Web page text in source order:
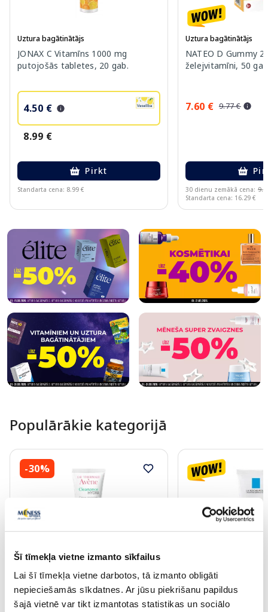
Šī tīmekļa vietne izmanto sīkfailus
Lai šī tīmekļa vietne darbotos, tā izmanto obligāti
nepieciešamās sīkdatnes. Ar jūsu piekrišanu papildus
šajā vietnē var tikt izmantotas statistikas un sociālo
Uztura bagātinātājs
JONAX C Vitamīns 1000 mg
putojošās tabletes, 20 gab.
4.50 €
8.99 €
Pirkt
Standarta cena: 8.99 €
Uztura bagātinātājs
NATEO D Gummy
želejvitamīni, 50
7.60 € 9.77 €
30 dienu zemākā cena:
Standarta cena: 16.29 €
Populārākie kategorijā
-30%
AVENE Cleanance Hydra krēms, 40
ml
LA ROCHE-POSAY
sejas krēms, 40 ml